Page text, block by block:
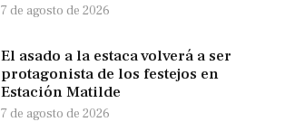
7 de agosto de 2026
El asado a la estaca volverá a ser
protagonista de los festejos en
Estación Matilde
7 de agosto de 2026